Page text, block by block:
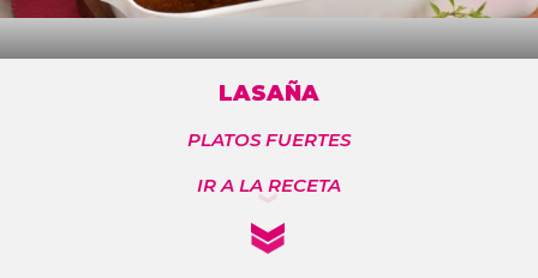
LASAÑA
PLATOS FUERTES
IR A LA RECETA